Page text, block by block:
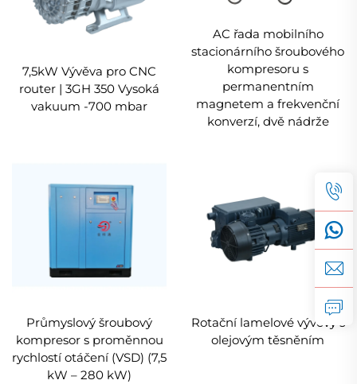
7,5kW Vývěva pro CNC
router | 3GH 350 Vysoká
vakuum -700 mbar
AC řada mobilního
stacionárního šroubového
kompresoru s
permanentním
magnetem a frekvenční
konverzí, dvě nádrže
Průmyslový šroubový
kompresor s proměnnou
rychlostí otáčení (VSD) (7,5
kW – 280 kW)
Rotační lamelové vývěvy s
olejovým těsněním